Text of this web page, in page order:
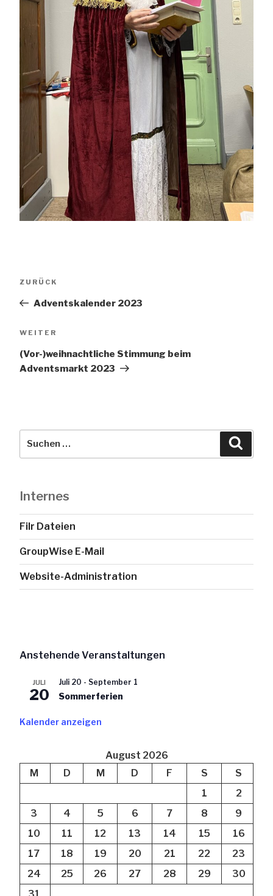
Vorheriger
ZURÜCK
Adventskalender 2023
Nächster
WEITER
(Vor-)weihnachtliche Stimmung beim
Adventsmarkt 2023
nach:
Internes
Filr Dateien
GroupWise E-Mail
Website-Administration
Anstehende Veranstaltungen
JULI
20
Juli 20 - September 1
Sommerferien
Kalender anzeigen
August 2026
M
D M D F S
S
1
2
3
4 5 6 7 8
9
10
11 12 13 14 15
16
17
18 19 20 21 22
23
24
25 26 27 28 29
30
31